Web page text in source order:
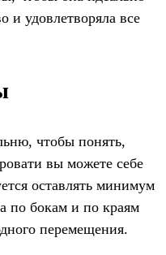
и удовлетворяла все
чтобы понять,
вы можете себе
оставлять минимум
по бокам и по краям
перемещения.